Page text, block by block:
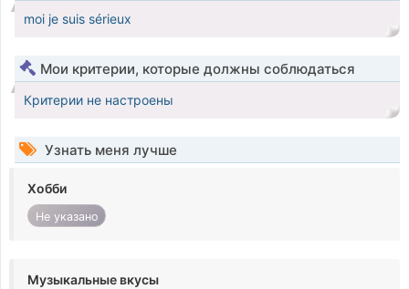
moi je suis sérieux
Мои критерии, которые должны соблюдаться
Критерии не настроены
Узнать меня лучше
Хобби
Не указано
Музыкальные вкусы